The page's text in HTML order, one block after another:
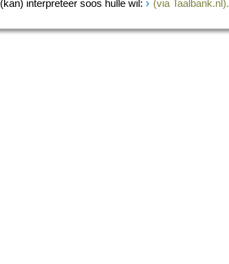
(kan) interpreteer soos hulle wil: (via Taalbank.nl).